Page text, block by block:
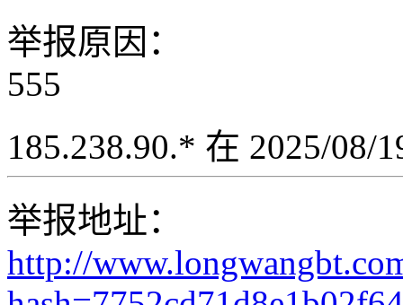
举报原因：
555
185.238.90.* 在 2025/08/
举报地址：
http://